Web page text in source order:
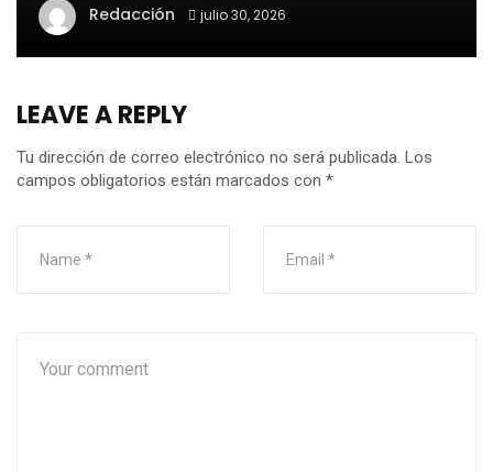
Redacción julio 30, 2026
LEAVE A REPLY
Tu dirección de correo electrónico no será publicada. Los
campos obligatorios están marcados con *